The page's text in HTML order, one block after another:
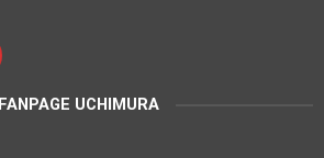
FANPAGE UCHIMURA